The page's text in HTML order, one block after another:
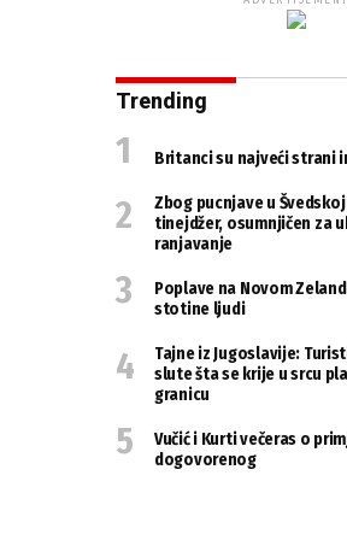
Trending
Britanci su najveći strani
Zbog pucnjave u
tinejdžer, osumnjičen za
ranjavanje
Poplave na Novom
stotine ljudi
Tajne iz Jugoslavije:
slute šta se krije u srcu
granicu
Vučić i Kurti večeras o
dogovorenog